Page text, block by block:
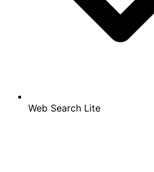
Web Search Lite